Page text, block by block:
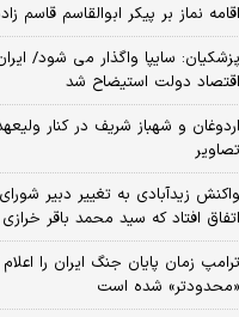
نماز بر پیکر ابوالقاسم
سایپا واگذار می شود/
دولت استیضاح شد
و شهباز شریف در کنار
زیدآبادی به تغییر دبیر
افتاد که سید محمد باقر
زمان پایان جنگ ایران را
شده است